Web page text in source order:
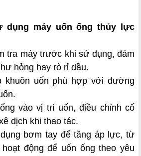
dụng máy uốn ống thủy lực
tra máy trước khi sử dụng, đảm
hỏng hay rò rỉ dầu.
khuôn uốn phù hợp với đường
vào vị trí uốn, điều chỉnh cố
dịch khi thao tác.
bơm tay để tăng áp lực, từ
động để uốn ống theo yêu